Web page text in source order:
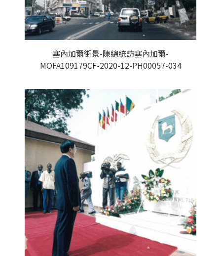
塞內加爾街景-陳總統訪塞內加爾-
MOFA109179CF-2020-12-PH00057-034